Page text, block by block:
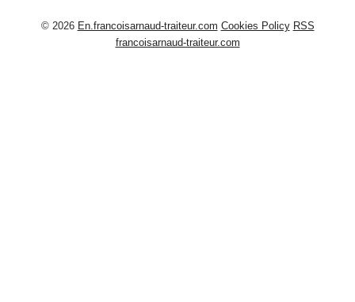
© 2026 En.francoisarnaud-traiteur.com Cookies Policy RSS
francoisarnaud-traiteur.com